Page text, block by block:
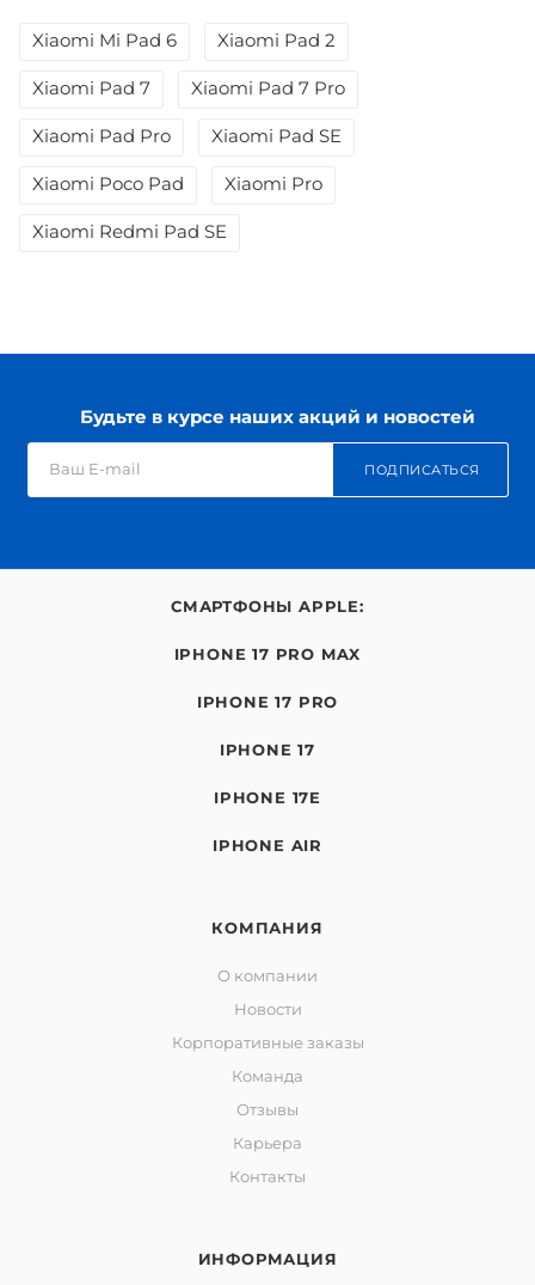
Xiaomi Mi Pad 6 Xiaomi Pad 2
Xiaomi Pad 7 Xiaomi Pad 7 Pro
Xiaomi Pad Pro Xiaomi Pad SE
Xiaomi Poco Pad Xiaomi Pro
Xiaomi Redmi Pad SE
Будьте в курсе наших акций и новостей
ПОДПИСАТЬСЯ
СМАРТФОНЫ APPLE:
IPHONE 17 PRO MAX
IPHONE 17 PRO
IPHONE 17
IPHONE 17E
IPHONE AIR
КОМПАНИЯ
О компании
Новости
Корпоративные заказы
Команда
Отзывы
Карьера
Контакты
ИНФОРМАЦИЯ